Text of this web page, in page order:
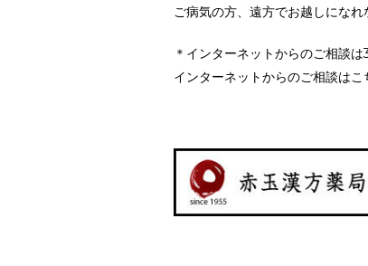
ご病気の方、遠方でお越しにな
＊インターネットからのご相談は
インターネットからのご相談はこ